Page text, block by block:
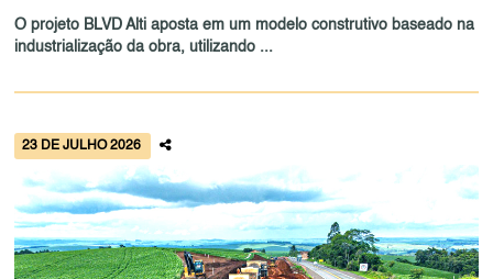
O projeto BLVD Alti aposta em um modelo construtivo baseado na
industrialização da obra, utilizando ...
23 DE JULHO 2026